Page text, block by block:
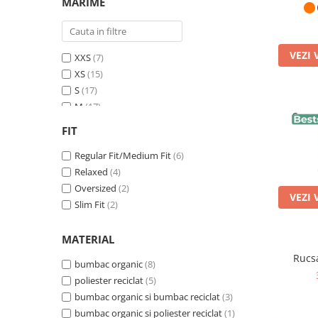
Burgundy
Lemon Sorbet
Violet(3)
Faded Olive
Grounded Beige
Blue Grey
French Navy
Green(2)
Storm Blue
Stone(2)
Pink Joy(1)
Anthracite
Orange(1)
Serene Blue(1)
Hazelnut(1)
XXS(7)
XS(15)
S(17)
M (17)
XL
XXL (8)
3XL(1)
FIT
Regular Fit/Medium Fit(6)
Relaxed (4)
Oversized (2)
Slim Fit(2)
MATERIAL
bumbac organic(8)
poliester reciclat(5)
bumbac organic si bumbac reciclat(3)
bumbac organic si poliester reciclat(1)
VEZI
VEZI